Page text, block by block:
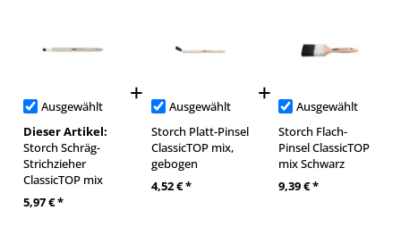
Ausgewählt
Dieser Artikel:
Storch Schräg-
Strichzieher
ClassicTOP mix
5,97 € *
Ausgewählt
Storch Platt-Pinsel
ClassicTOP mix,
gebogen
4,52 € *
Ausgewählt
Storch Flach-
Pinsel ClassicTOP
mix Schwarz
9,39 € *